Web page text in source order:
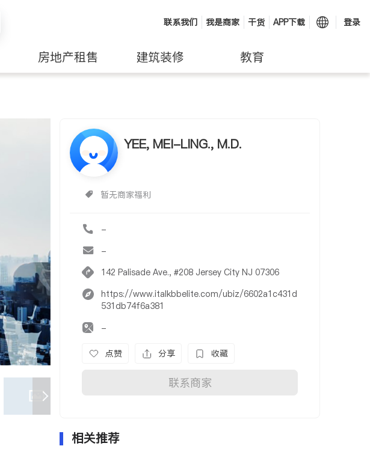
联系我们 我是商家 干货 APP下载 登录
房地产租售 建筑装修 教育
YEE, MEI-LING., M.D.
暂无商家福利
-
-
142 Palisade Ave., #208 Jersey City NJ 07306
https://www.italkbbelite.com/ubiz/6602a1c431d
531db74f6a381
-
点赞 分享 收藏
联系商家
相关推荐